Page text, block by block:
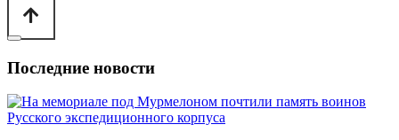
Последние новости